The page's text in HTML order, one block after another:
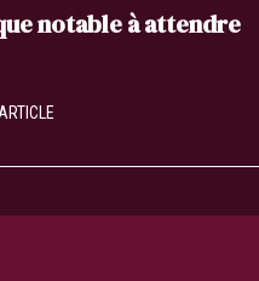
notable à attendre